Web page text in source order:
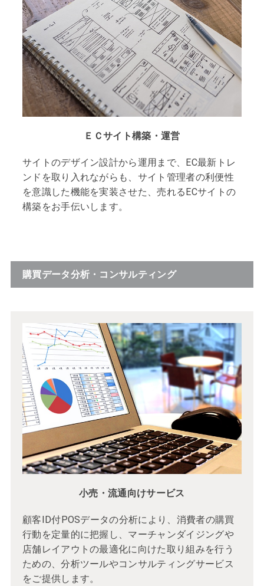
ＥＣサイト構築・運営
サイトのデザイン設計から運用まで、EC最新トレ
ンドを取り入れながらも、サイト管理者の利便性
を意識した機能を実装させた、売れるECサイトの
構築をお手伝いします。
購買データ分析・コンサルティング
小売・流通向けサービス
顧客ID付POSデータの分析により、消費者の購買
行動を定量的に把握し、マーチャンダイジングや
店舗レイアウトの最適化に向けた取り組みを行う
ための、分析ツールやコンサルティングサービス
をご提供します。